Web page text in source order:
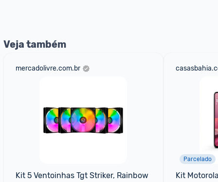
Veja também
mercadolivre.com.br
Kit 5 Ventoinhas Tgt Striker, Rainbow
Parcelado
Kit